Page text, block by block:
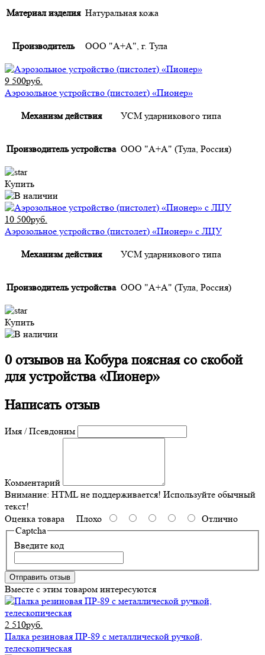
Материал изделия Натуральная кожа
Производитель ООО "А+А", г. Тула
9 500руб.
Аэрозольное устройство (пистолет) «Пионер»
Механизм действия УСМ ударникового типа
Производитель устройства ООО "А+А" (Тула, Россия)
Купить
10 500руб.
Аэрозольное устройство (пистолет) «Пионер» с ЛЦУ
Механизм действия УСМ ударникового типа
Производитель устройства ООО "А+А" (Тула, Россия)
Купить
0 отзывов наКобура поясная со скобой
для устройства «Пионер»
Написать отзыв
Имя / Псевдоним
Комментарий
Внимание: HTML не поддерживается! Используйте обычный
текст!
Оценка товара Плохо
Отлично
Captcha
Введите код
Отправить отзыв
Вместе с этим товаром интересуются
2 510руб.
Палка резиновая ПР-89 с металлической ручкой,
телескопическая